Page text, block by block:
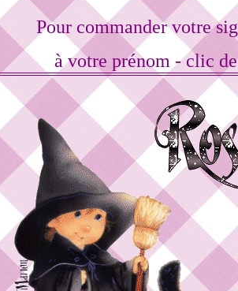
Pour commander votre
à votre prénom - clic